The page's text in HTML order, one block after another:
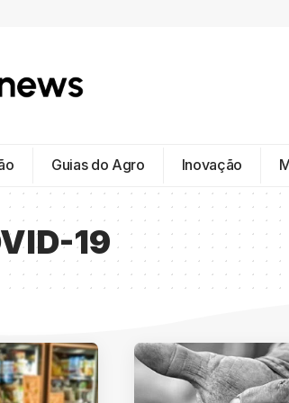
Guias do Agro Inovação
19